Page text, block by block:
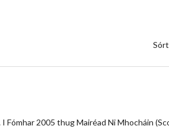
2005 thug Mairéad Ni Mhocháin